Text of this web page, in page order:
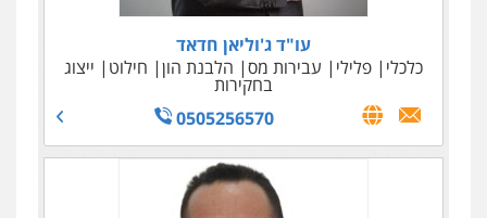
עו"ד ג'וליאן חדאד
כלכלי
פלילי עבירות מס הלבנת הון חילוט ייצוג
בחקירות
0505256570